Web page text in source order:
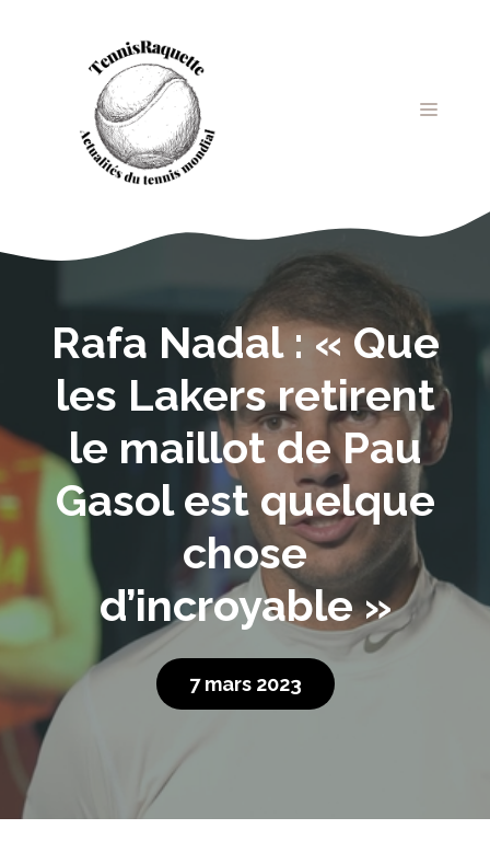
MENU
Rafa Nadal : « Que
les Lakers retirent
le maillot de Pau
Gasol est quelque
chose
d’incroyable »
7 mars 2023